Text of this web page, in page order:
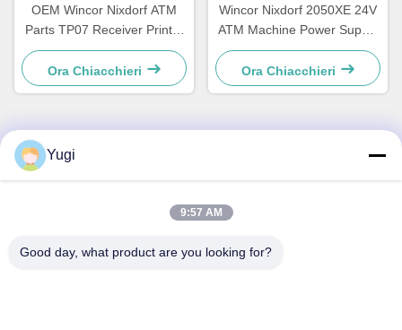
OEM Wincor Nixdorf ATM
Parts TP07 Receiver Printer
Main PCB Controller Board
01750063547
Ora Chiacchieri
Wincor Nixdorf 2050XE 24V
ATM Machine Power Supply
Parts 01750069162
1750069162
Ora Chiacchieri
Contatto rapido
Xingye EastRoad, Shunjiang Community Industrial Park,
Yugi
9:57 AM
Good day, what product are you looking for?